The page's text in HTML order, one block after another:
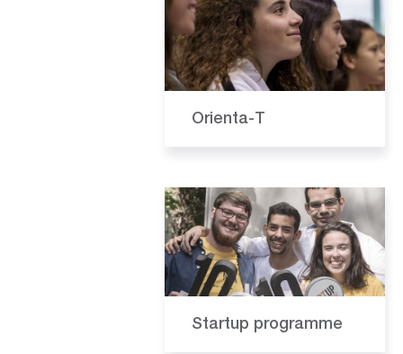
Orienta-T
Startup programme